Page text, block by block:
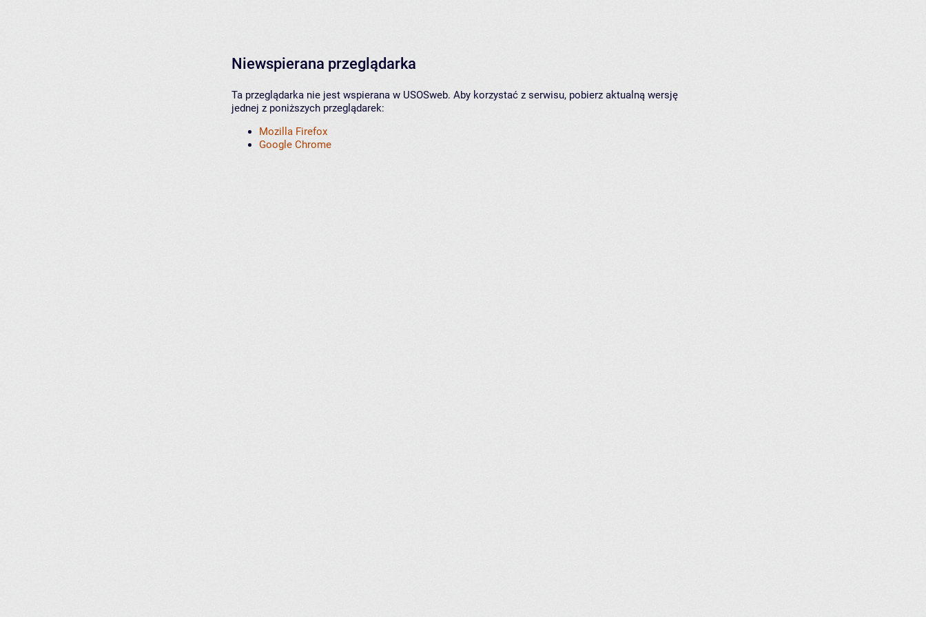
Niewspierana przeglądarka
Ta przeglądarka nie jest wspierana w USOSweb. Aby korzystać z serwisu, pobierz aktualną wersję
jednej z poniższych przeglądarek:
Mozilla Firefox
Google Chrome